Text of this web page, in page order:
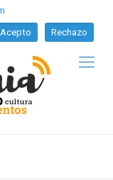
Acepto Rechazo